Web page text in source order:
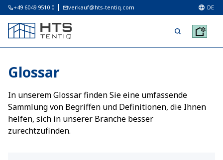
+49 6049 9510 0 verkauf@hts-tentiq.com DE
Glossar
In unserem Glossar finden Sie eine umfassende
Sammlung von Begriffen und Definitionen, die Ihnen
helfen, sich in unserer Branche besser
zurechtzufinden.